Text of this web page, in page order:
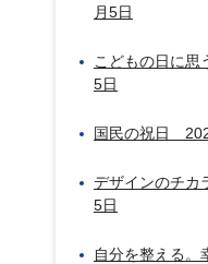
月5日
こどもの日に
5日
国民の祝日
デザインのチ
5日
自分を整える。